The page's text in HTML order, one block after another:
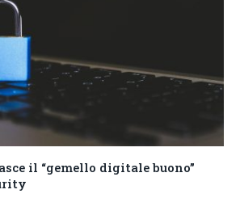
il “gemello digitale buono”